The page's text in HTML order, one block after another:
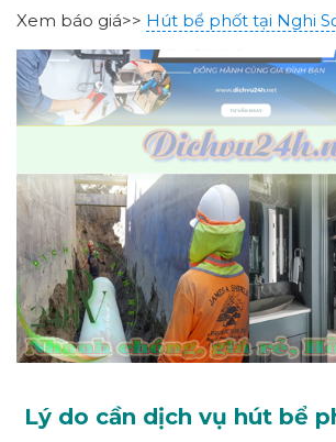
Xem báo giá>> Hút bể phốt tại Nghi
Lý do cần dịch vụ hút bể